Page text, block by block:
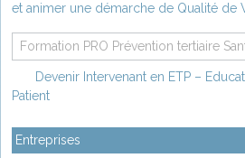
et animer une démarche de Qualité de
Formation PRO Prévention tertiaire
Devenir Intervenant en ETP –
Patient
Entreprises